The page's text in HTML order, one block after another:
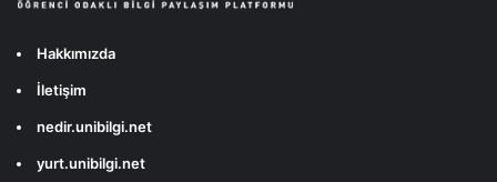
Hakkımızda
İletişim
nedir.unibilgi.net
yurt.unibilgi.net